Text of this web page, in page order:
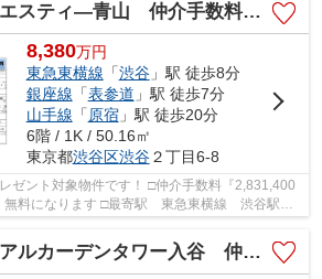
エスティ―青山 仲介手数料無料＋40万円現金プレゼント中
8,380万円
東急東横線 「渋谷」駅 徒歩8分
銀座線 「表参道 」駅 徒歩7分
山手線 「原宿」駅 徒歩20分
6階 / 1K / 50.16㎡
東京都渋谷区渋谷２丁目6-8
ゼント対象物件です！ □仲介手数料『2,831,400
無料になります □最寄駅 東急東横線 渋谷駅
アルカーデンタワー入谷 仲介手数料無料＋40万円現金プレゼント中